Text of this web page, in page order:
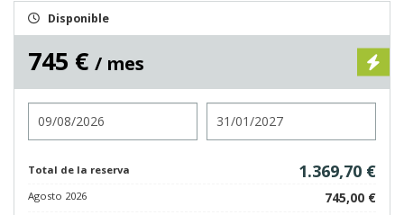
Disponible
745 € / mes
Total de la reserva 1.369,70 €
Agosto 2026 745,00 €